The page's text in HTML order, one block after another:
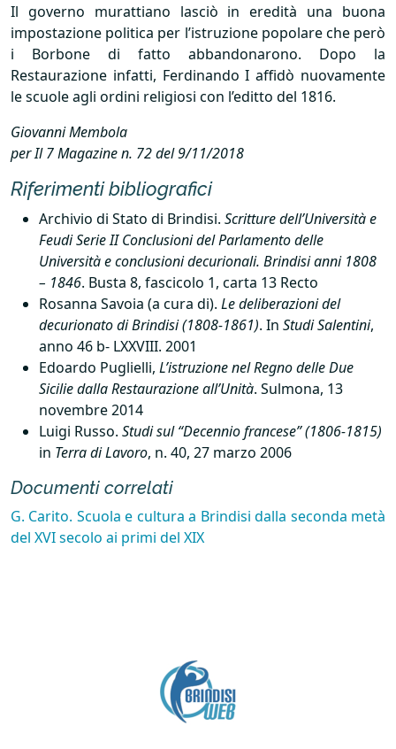
Il governo murattiano lasciò in eredità una buona
impostazione politica per l’istruzione popolare che però
i Borbone di fatto abbandonarono. Dopo la
Restaurazione infatti, Ferdinando I affidò nuovamente
le scuole agli ordini religiosi con l’editto del 1816.
Giovanni Membola
per Il 7 Magazine n. 72 del 9/11/2018
Riferimenti bibliografici
Archivio di Stato di Brindisi. Scritture dell’Università e
Feudi Serie II Conclusioni del Parlamento delle
Università e conclusioni decurionali. Brindisi anni 1808
– 1846. Busta 8, fascicolo 1, carta 13 Recto
Rosanna Savoia (a cura di). Le deliberazioni del
decurionato di Brindisi (1808-1861). In Studi Salentini,
anno 46 b- LXXVIII. 2001
Edoardo Puglielli, L’istruzione nel Regno delle Due
Sicilie dalla Restaurazione all’Unità. Sulmona, 13
novembre 2014
Luigi Russo. Studi sul “Decennio francese” (1806-1815)
in Terra di Lavoro, n. 40, 27 marzo 2006
Documenti correlati
G. Carito. Scuola e cultura a Brindisi dalla seconda metà
del XVIsecolo ai primi del XIX